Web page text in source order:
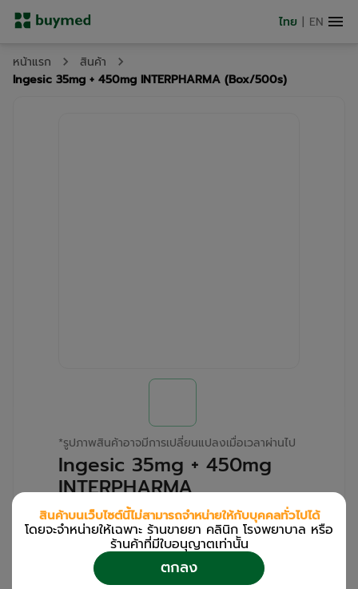
ไทย | EN
หน้าแรก
สินค้า
Ingesic 35mg + 450mg INTERPHARMA (Box/500s)
*รูปภาพสินค้าอาจมีการเปลี่ยนแปลงเมื่อเวลาผ่านไป
Ingesic 35mg + 450mg
INTERPHARMA
(Box/500s)
สำหรับลูกค้าเฉพาะร้านขายยา คลินิก และโรง
พยาบาล
เข้าสู่ระบบ
สินค้าบนเว็บไซต์นี้ไม่สามารถจำหน่ายให้กับบุคคลทั่วไปได้
โดยจะจำหน่ายให้เฉพาะ ร้านขายยา คลินิก โรงพยาบาล หรือ
ร้านค้าที่มีใบอนุญาตเท่านััน
ตกลง